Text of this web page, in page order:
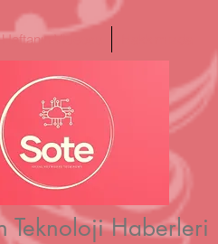
Haftanın Videosu
Teknoloji Haberleri